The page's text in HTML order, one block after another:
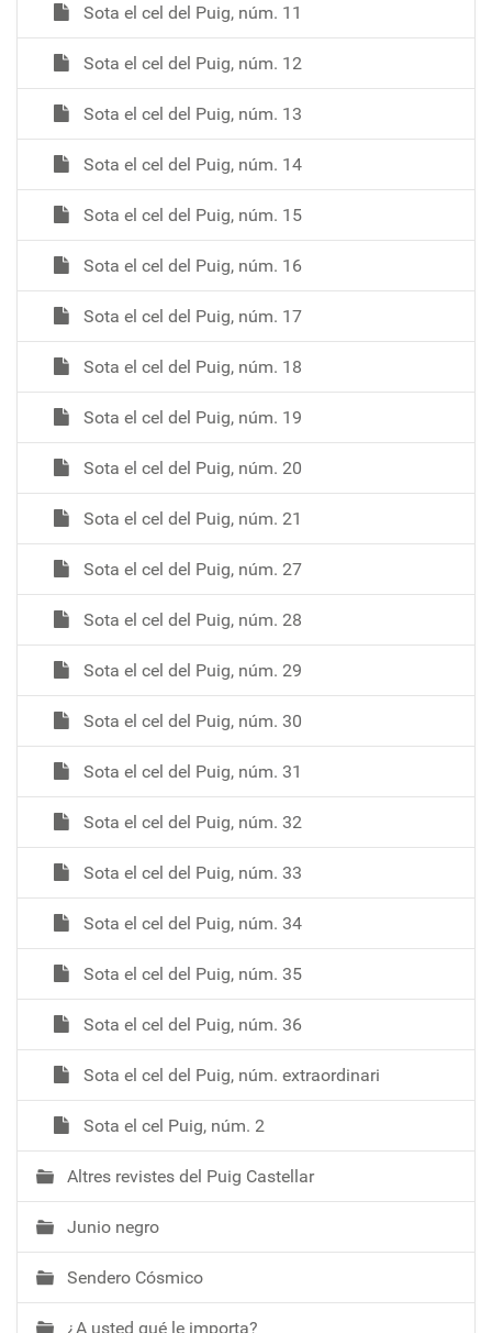
Sota el cel del Puig, núm. 11
Sota el cel del Puig, núm. 12
Sota el cel del Puig, núm. 13
Sota el cel del Puig, núm. 14
Sota el cel del Puig, núm. 15
Sota el cel del Puig, núm. 16
Sota el cel del Puig, núm. 17
Sota el cel del Puig, núm. 18
Sota el cel del Puig, núm. 19
Sota el cel del Puig, núm. 20
Sota el cel del Puig, núm. 21
Sota el cel del Puig, núm. 27
Sota el cel del Puig, núm. 28
Sota el cel del Puig, núm. 29
Sota el cel del Puig, núm. 30
Sota el cel del Puig, núm. 31
Sota el cel del Puig, núm. 32
Sota el cel del Puig, núm. 33
Sota el cel del Puig, núm. 34
Sota el cel del Puig, núm. 35
Sota el cel del Puig, núm. 36
Sota el cel del Puig, núm. extraordinari
Sota el cel Puig, núm. 2
Altres revistes del Puig Castellar
Junio negro
Sendero Cósmico
¿A usted qué le importa?